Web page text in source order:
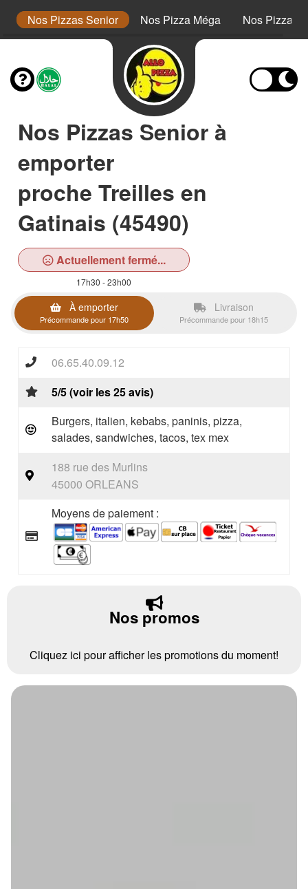
Nos Pizzas Senior Nos Pizza Méga Nos Pizzas
Nos Pizzas Senior à
emporter
proche Treilles en
Gatinais (45490)
Actuellement fermé...
17h30 - 23h00
À emporter
Précommande pour 17h50
Livraison
Précommande pour 18h15
06.65.40.09.12
5/5 (voir les 25 avis)
Burgers, italien, kebabs, paninis, pizza,
salades, sandwiches, tacos, tex mex
188 rue des Murlins
45000 ORLEANS
Moyens de paiement :
Nos promos
Cliquez ici pour afficher les promotions du moment!